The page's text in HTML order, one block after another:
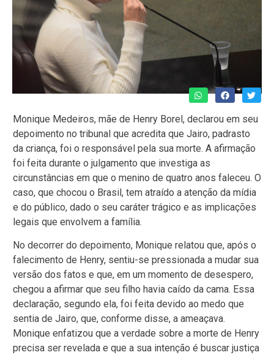
Monique Medeiros, mãe de Henry Borel, declarou em seu
depoimento no tribunal que acredita que Jairo, padrasto
da criança, foi o responsável pela sua morte. A afirmação
foi feita durante o julgamento que investiga as
circunstâncias em que o menino de quatro anos faleceu. O
caso, que chocou o Brasil, tem atraído a atenção da mídia
e do público, dado o seu caráter trágico e as implicações
legais que envolvem a família.
No decorrer do depoimento, Monique relatou que, após o
falecimento de Henry, sentiu-se pressionada a mudar sua
versão dos fatos e que, em um momento de desespero,
chegou a afirmar que seu filho havia caído da cama. Essa
declaração, segundo ela, foi feita devido ao medo que
sentia de Jairo, que, conforme disse, a ameaçava.
Monique enfatizou que a verdade sobre a morte de Henry
precisa ser revelada e que a sua intenção é buscar justiça